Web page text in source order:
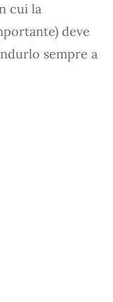
cui la
deve
sempre a